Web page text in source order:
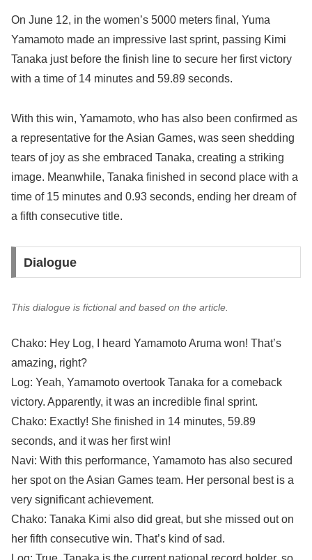
On June 12, in the women’s 5000 meters final, Yuma
Yamamoto made an impressive last sprint, passing Kimi
Tanaka just before the finish line to secure her first victory
with a time of 14 minutes and 59.89 seconds.
With this win, Yamamoto, who has also been confirmed as
a representative for the Asian Games, was seen shedding
tears of joy as she embraced Tanaka, creating a striking
image. Meanwhile, Tanaka finished in second place with a
time of 15 minutes and 0.93 seconds, ending her dream of
a fifth consecutive title.
Dialogue
This dialogue is fictional and based on the article.
Chako: Hey Log, I heard Yamamoto Aruma won! That’s
amazing, right?
Log: Yeah, Yamamoto overtook Tanaka for a comeback
victory. Apparently, it was an incredible final sprint.
Chako: Exactly! She finished in 14 minutes, 59.89
seconds, and it was her first win!
Navi: With this performance, Yamamoto has also secured
her spot on the Asian Games team. Her personal best is a
very significant achievement.
Chako: Tanaka Kimi also did great, but she missed out on
her fifth consecutive win. That’s kind of sad.